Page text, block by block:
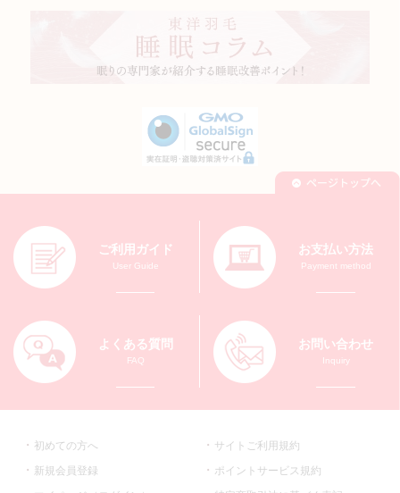
ご利用ガイド
User Guide
お支払い方法
Payment method
よくある質問
FAQ
お問い合わせ
Inquiry
初めての方へ
新規会員登録
サイトご利用規約
ポイントサービス規約